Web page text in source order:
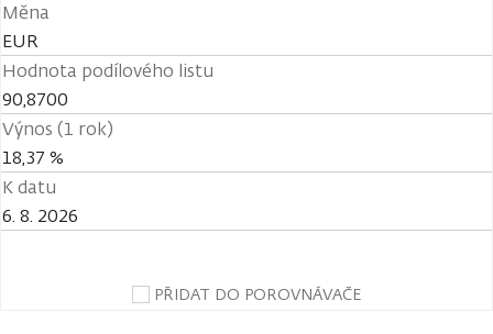
Měna
EUR
Hodnota podílového listu
90,8700
Výnos (1 rok)
18,37 %
K datu
6. 8. 2026
PŘIDAT DO POROVNÁVAČE